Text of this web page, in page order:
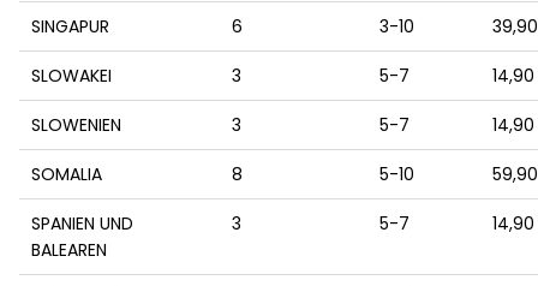
SINGAPUR 6 3-10
SLOWAKEI 3 5-7
SLOWENIEN 3 5-7
SOMALIA 8 5-10
SPANIEN UND
BALEAREN
3 5-7